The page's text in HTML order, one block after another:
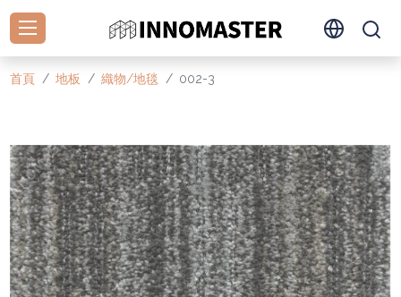
首頁 地板 織物/地毯 002-3